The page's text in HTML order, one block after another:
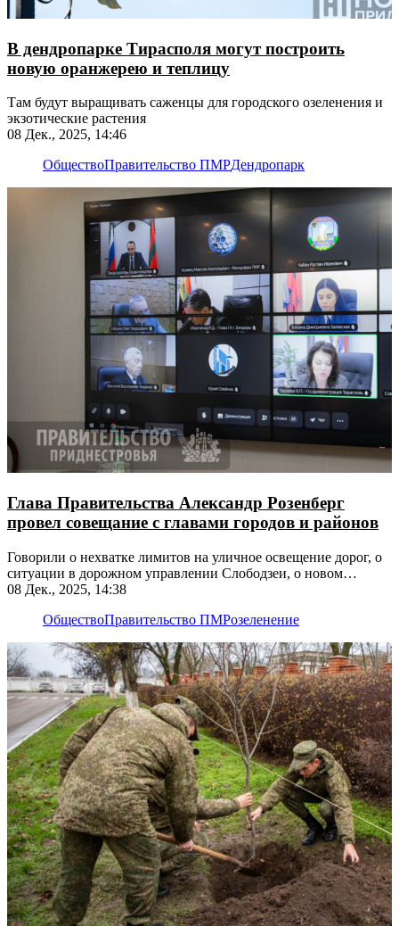
В дендропарке Тирасполя могут построить
новую оранжерею и теплицу
Там будут выращивать саженцы для городского озеленения и
экзотические растения
08 Дек., 2025, 14:46
ОбществоПравительство ПМРДендропарк
Глава Правительства Александр Розенберг
провел совещание с главами городов и районов
Говорили о нехватке лимитов на уличное освещение дорог, о
ситуации в дорожном управлении Слободзеи, о новом
проекте столичного дендрария
08 Дек., 2025, 14:38
ОбществоПравительство ПМРозеленение